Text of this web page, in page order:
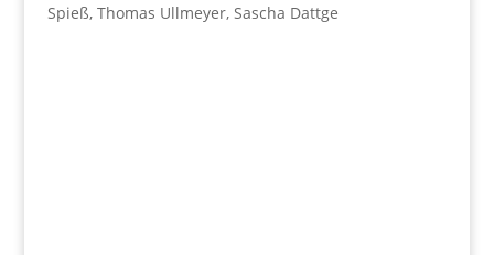
Spieß, Thomas Ullmeyer, Sascha Dattge